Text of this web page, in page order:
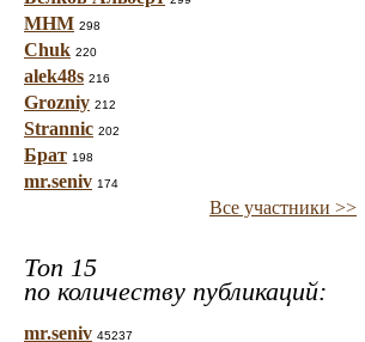
МНМ 298
Chuk 220
alek48s 216
Grozniy 212
Strannic 202
Брат 198
mr.seniv 174
Все участники >>
Топ 15
по количеству публикаций:
mr.seniv 45237